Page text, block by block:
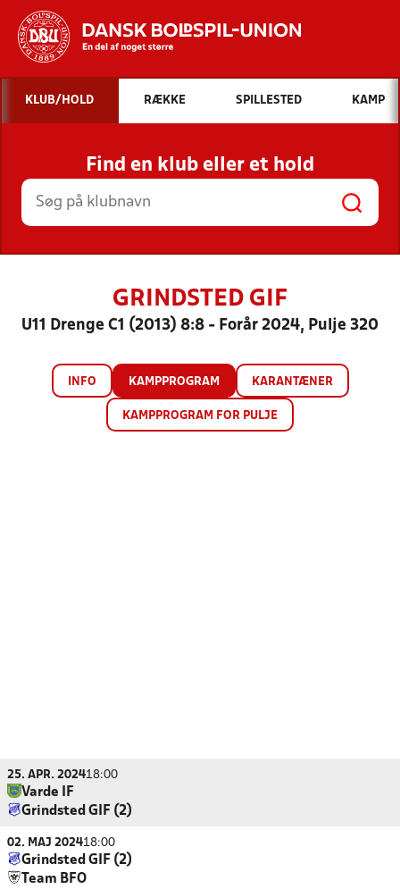
Hvad vil du søge efter?
INDHOLD OG NYHEDER
STILLINGER, RESULTATER, KLUBBER OG
HOLD
KLUB/HOLD RÆKKE SPILLESTED KAMP
Find en klub eller et hold
GRINDSTED GIF
U11 Drenge C1 (2013) 8:8 - Forår 2024, Pulje 320
INFO KAMPPROGRAM KARANTÆNER
KAMPPROGRAM FOR PULJE
25. APR. 202418:00
Varde IF
Grindsted GIF (2)
02. MAJ 202418:00
Grindsted GIF (2)
Team BFO